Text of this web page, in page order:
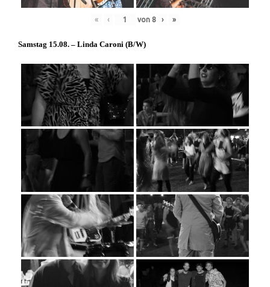
« ‹ von 8 › »
Samstag 15.08. – Linda Caroni (B/W)